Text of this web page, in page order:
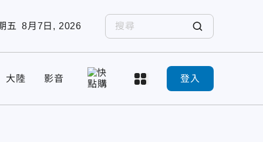
五 8月7日, 2026
大陸 影音 登入